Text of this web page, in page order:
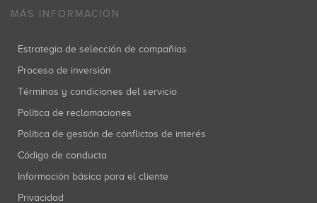
MÁS INFORMACIÓN
Estrategia de selección de compañías
Proceso de inversión
Términos y condiciones del servicio
Política de reclamaciones
Política de gestión de conflictos de interés
Código de conducta
Información básica para el cliente
Privacidad